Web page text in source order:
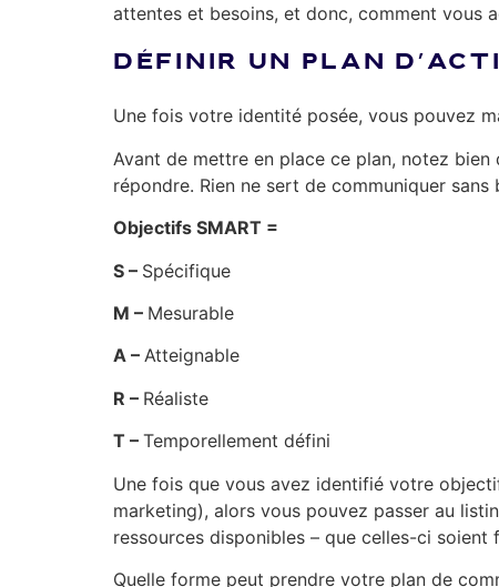
attentes et besoins, et donc, comment vous
DÉFINIR UN PLAN
Une fois votre identité posée, vous pouvez
Avant de mettre en place ce plan, notez
répondre. Rien ne sert de communiquer
Objectifs SMART =
S – Spécifique
M – Mesurable
A – Atteignable
R – Réaliste
T – Temporellement défini
Une fois que vous avez identifié votre
marketing), alors vous pouvez passer au
ressources disponibles – que celles-ci soient
Quelle forme peut prendre votre plan de